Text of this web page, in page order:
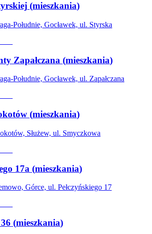
(mieszkania)
Południe, Gocławek, ul. Styrska
Zapałczana (mieszkania)
Południe, Gocławek, ul. Zapałczana
(mieszkania)
Służew, ul. Smyczkowa
17a (mieszkania)
Górce, ul. Pełczyńskiego 17
(mieszkania)